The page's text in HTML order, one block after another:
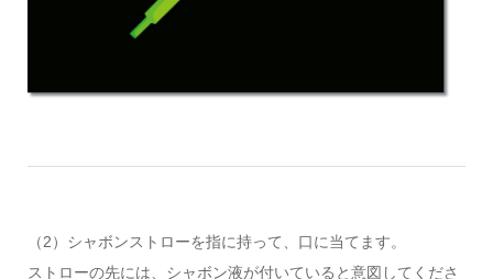
（2）シャボンストローを指に持って、口に当てます。
ストローの先には、シャボン液が付いていると意図してくださ